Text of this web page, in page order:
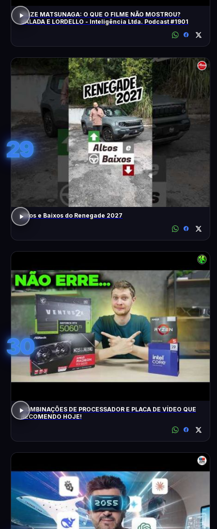
ELIZE MATSUNAGA: O QUE O FILME NÃO MOSTROU?
SALADA E LORDELLO - Inteligência Ltda. Podcast #1901
29
Altos e Baixos do Renegade 2027
30
COMBINAÇÕES DE PROCESSADOR E PLACA DE VÍDEO QUE
RECOMENDO HOJE!